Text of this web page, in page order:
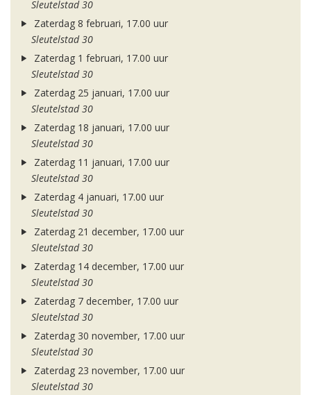
Sleutelstad 30
Zaterdag 8 februari, 17.00 uur
Sleutelstad 30
Zaterdag 1 februari, 17.00 uur
Sleutelstad 30
Zaterdag 25 januari, 17.00 uur
Sleutelstad 30
Zaterdag 18 januari, 17.00 uur
Sleutelstad 30
Zaterdag 11 januari, 17.00 uur
Sleutelstad 30
Zaterdag 4 januari, 17.00 uur
Sleutelstad 30
Zaterdag 21 december, 17.00 uur
Sleutelstad 30
Zaterdag 14 december, 17.00 uur
Sleutelstad 30
Zaterdag 7 december, 17.00 uur
Sleutelstad 30
Zaterdag 30 november, 17.00 uur
Sleutelstad 30
Zaterdag 23 november, 17.00 uur
Sleutelstad 30